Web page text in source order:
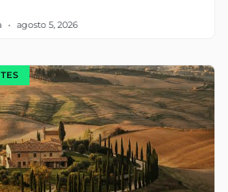
agosto 5, 2026